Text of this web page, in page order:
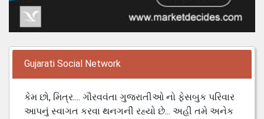
Gujarati Social Network
કેમ છો, મિત્ર.... ગૌરવવંતા ગુજરાતીઓ નો ફેસબુક પરિવાર
આપનું સ્વાગત કરવા થનગની રહ્યો છે... અહી તમે અનેક